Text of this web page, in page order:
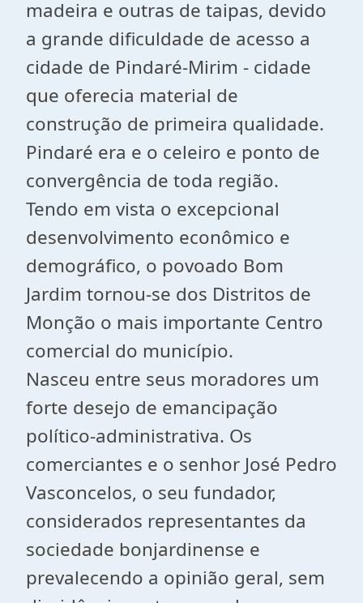
madeira e outras de taipas, devido
a grande dificuldade de acesso a
cidade de Pindaré-Mirim - cidade
que oferecia material de
construção de primeira qualidade.
Pindaré era e o celeiro e ponto de
convergência de toda região.
Tendo em vista o excepcional
desenvolvimento econômico e
demográfico, o povoado Bom
Jardim tornou-se dos Distritos de
Monção o mais importante Centro
comercial do município.
Nasceu entre seus moradores um
forte desejo de emancipação
político-administrativa. Os
comerciantes e o senhor José Pedro
Vasconcelos, o seu fundador,
considerados representantes da
sociedade bonjardinense e
prevalecendo a opinião geral, sem